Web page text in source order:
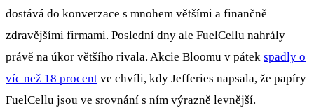
dostává do konverzace s mnohem většími a finančně
zdravějšími firmami. Poslední dny ale FuelCellu nahrály
právě na úkor většího rivala. Akcie Bloomu v pátek spadly o
víc než 18 procent ve chvíli, kdy Jefferies napsala, že papíry
FuelCellu jsou ve srovnání s ním výrazně levnější.